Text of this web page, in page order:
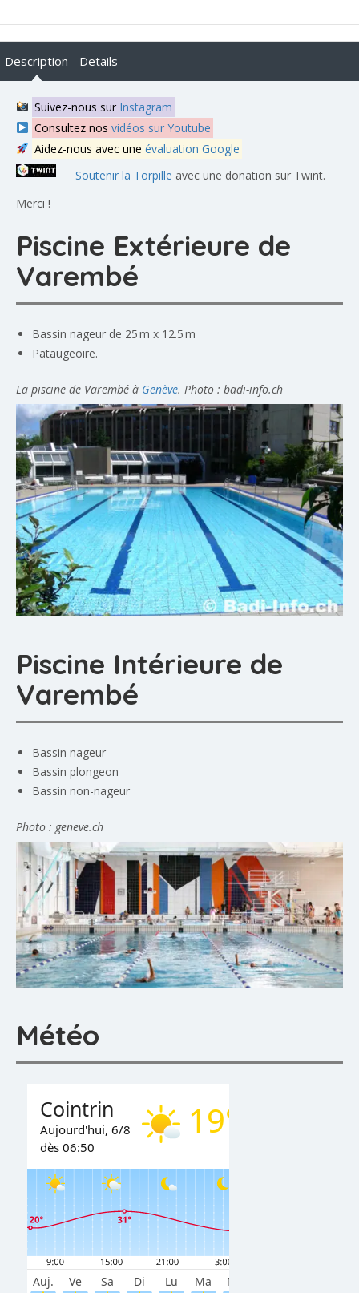
Description Details
Suivez-nous sur Instagram
Consultez nos vidéos sur Youtube
Aidez-nous avec une évaluation Google
Soutenir la Torpille avec une donation sur Twint.
Merci !
Piscine Extérieure de
Varembé
Bassin nageur de 25 m x 12.5 m
Pataugeoire.
La piscine de Varembé à Genève. Photo : badi-info.ch
Piscine Intérieure de
Varembé
Bassin nageur
Bassin plongeon
Bassin non-nageur
Photo : geneve.ch
Météo